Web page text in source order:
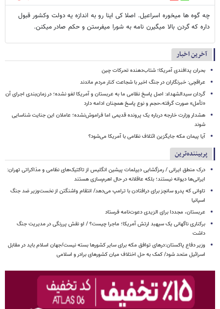
چه گوه ها میخوره اسراعیل. اصلا کی اینا رو به اندازه یه دولت وکشور قبول
داره که گردن بالا میگیرن نامه به شورا میفرستن و حکم صادر میکنن.
آخرین اخبار
بحران پدافندی آمریکا؛ شتاب‌دهنده تحرکات چین
عراقچی: خبرنگاران در جنگ اخیر با شجاعت کنار مردم ماندند
گردان سیدالشهداء: اصل پاسخ نظامی ما به عربستان و آمریکا لغو نشده؛ در زمان‌بندی اجرای آن
«تأمل» صورت گرفته،حجم و نوع پاسخ همچنان ادامه دارد
هشدار وزارت خارجه درباره یک پرونده قدیمی اما فراموش‌نشده؛ عاملان این جنایت شناسایی
شوند
آیا پیمان مکه جایگزین ائتلاف نظامی با آمریکا می‌شود؟
پربیننده‌ترین
درک منطق ایرانی / رمزگشایی دیپلمات پیشین انگلیس از تاکتیک‌های نظامی و مذاکراتی تهران:
ایرانی‌ها دیوانه نیستند؛ بلکه عاقلانه در حال اهرم‌سازی هستند
تاوانی که پدرو سانچز برای درافتادن با ترامپ می‌دهد/ انتقام واشنگتن از نخست‌وزیر ضد جنگ
اسپانیا
عربستان، مجددا برای الزیدی دعوت‌نامه فرستاد
برکناری ناگهانی یک سپهبد ارتش آمریکا؛ ماجرا چیست؟ / او نقش پررنگی در مدیریت جنگ
داشت
وزیر دفاع پاکستان:درهای توافق مکه برای سایر کشورها بسته نیست/جهان اسلام باید در مقابل
اسرائیل متحد شود/ کمک به حل اختلاف میان کشورهای برادر و اسلامی